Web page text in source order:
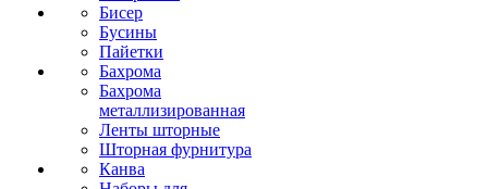
Бисер
Бусины
Пайетки
Бахрома
Бахрома
металлизированная
Ленты шторные
Шторная фурнитура
Канва